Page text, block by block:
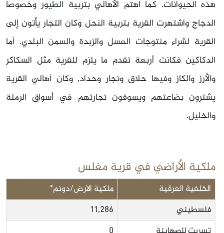
هذه الحيوانات. كما اهتم الأهالي بتربية الطيور وخصوصا
الدجاج واشتهرت القرية بتربية النحل وكان التجار يأتون إلى
القرية لشراء منتوجات العسل والزبدة والسمن البلدي. أما
الدكاكين فكانت أربعة تقدم ما يلزم للقرية مثل السكاكر
والأرز والكاز وفيها حلاق ونجار وحداد, وكان أهالي القرية
يشترون بضاعتهم ويسوقون تجارتهم في أسواق الرملة
والخليل.
ملكية الأراضي في قرية مغلس
الخلفية العرقية
ملكية الارض/دونم*
فلسطيني
11,286